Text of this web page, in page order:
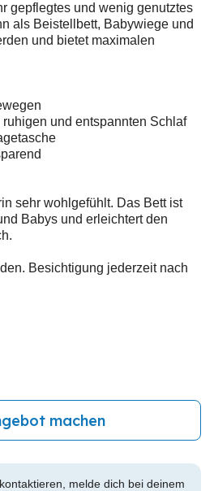
gepflegtes und wenig genutztes
als Beistellbett, Babywiege und
und bietet maximalen
und entspannten Schlaf
sehr wohlgefühlt. Das Bett ist
Babys und erleichtert den
Besichtigung jederzeit nach
machen
melde dich bei deinem